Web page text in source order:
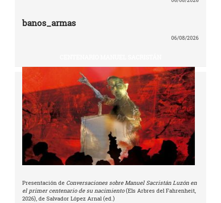
banos_armas
06/08/2026
Presentación de Conversaciones sobre Manuel Sacristán Luzón en
el primer centenario de su nacimiento(Els Arbres del Fahrenheit,
2026), de Salvador López Arnal (ed.)